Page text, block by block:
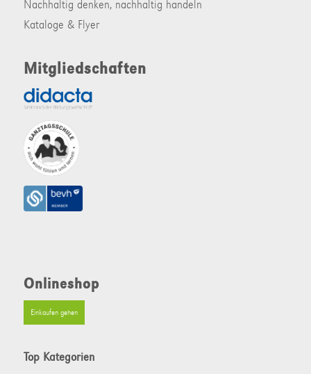
Nachhaltig denken, nachhaltig handeln
Kataloge & Flyer
Mitgliedschaften
Onlineshop
Einkaufen gehen
Top Kategorien